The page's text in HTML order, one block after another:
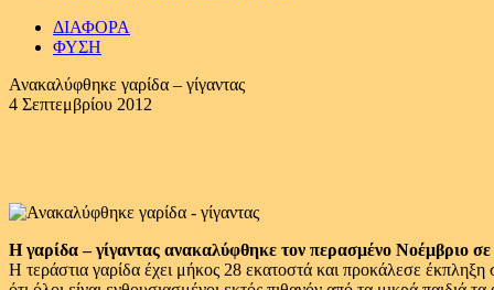
ΔΙΑΦΟΡΑ
ΦΥΣΗ
Ανακαλύφθηκε γαρίδα – γίγαντας
4 Σεπτεμβρίου 2012
Η γαρίδα – γίγαντας ανακαλύφθηκε τον περασμένο Νοέμβριο
Η τεράστια γαρίδα έχει μήκος 28 εκατοστά και προκάλεσε